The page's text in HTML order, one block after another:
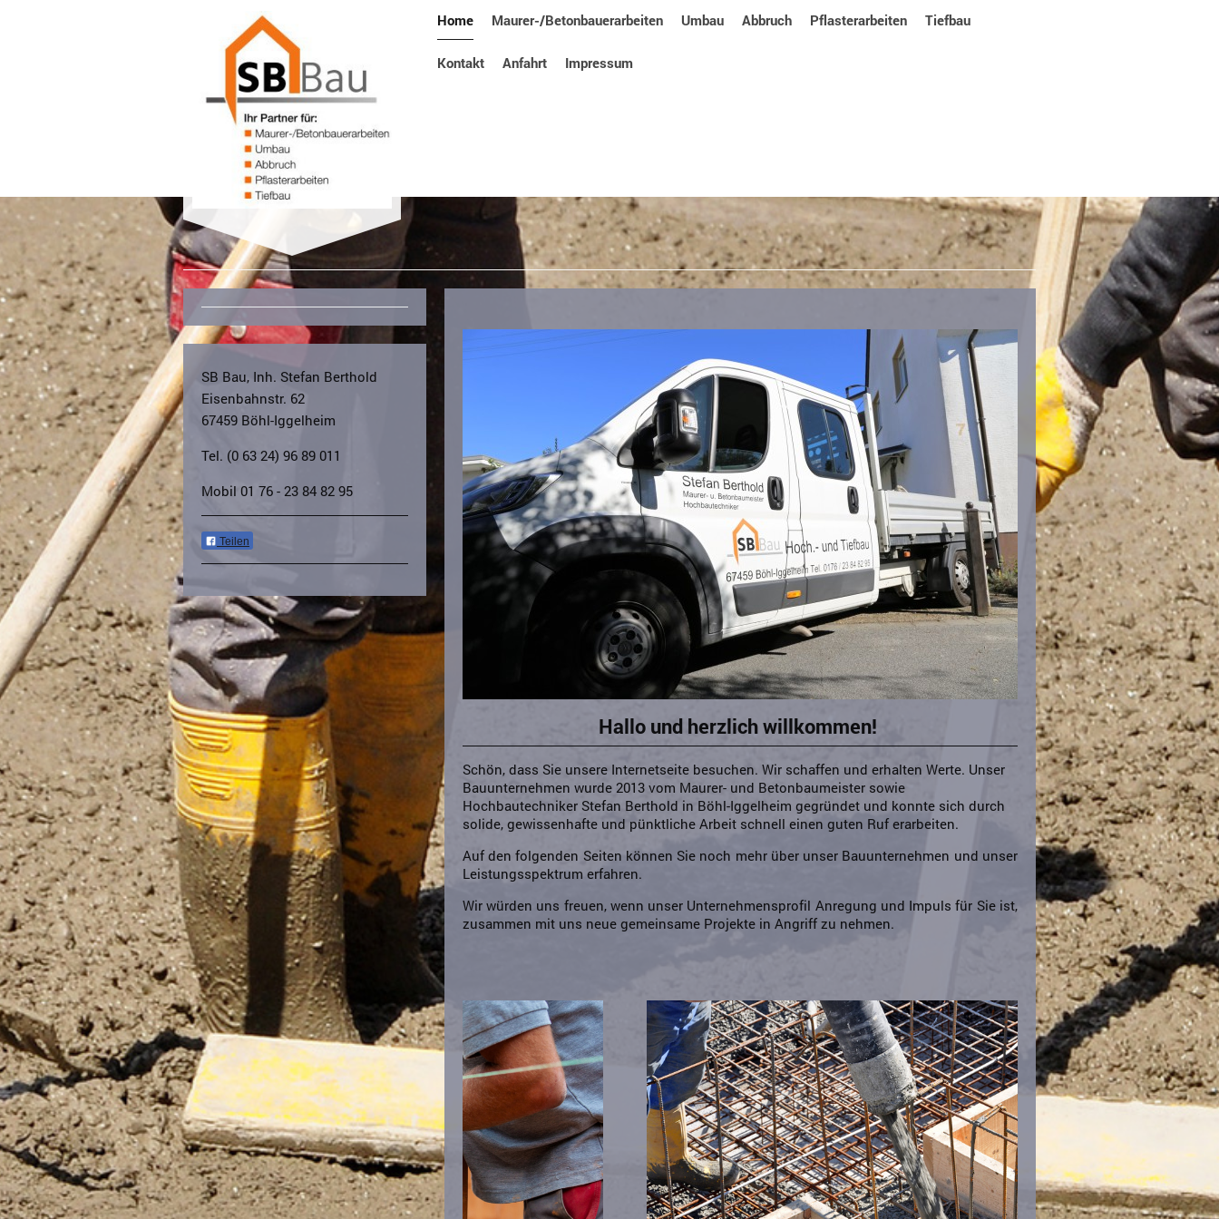
Home Maurer-/Betonbauerarbeiten Umbau Abbruch Pflasterarbeiten Tiefbau
Kontakt Anfahrt Impressum
SB Bau, Stefan Berthold
Hallo und herzlich willkommen!
Schön, dass Sie unsere Internetseite besuchen. Wir schaffen und erhalten Werte. Unser
Bauunternehmen wurde 2013 vom Maurer- und Betonbaumeister sowie
Hochbautechniker Stefan Berthold in Böhl-Iggelheim gegründet und konnte sich durch
solide, gewissenhafte und pünktliche Arbeit schnell einen guten Ruf erarbeiten.
Auf den folgenden Seiten können Sie noch mehr über unser Bauunternehmen und unser
Leistungsspektrum erfahren.
Wir würden uns freuen, wenn unser Unternehmensprofil Anregung und Impuls für Sie ist,
zusammen mit uns neue gemeinsame Projekte in Angriff zu nehmen.
SB Bau, Inh. Stefan Berthold
Eisenbahnstr. 62
67459 Böhl-Iggelheim
Tel. (0 63 24) 96 89 011
Mobil 01 76 - 23 84 82 95
Teilen